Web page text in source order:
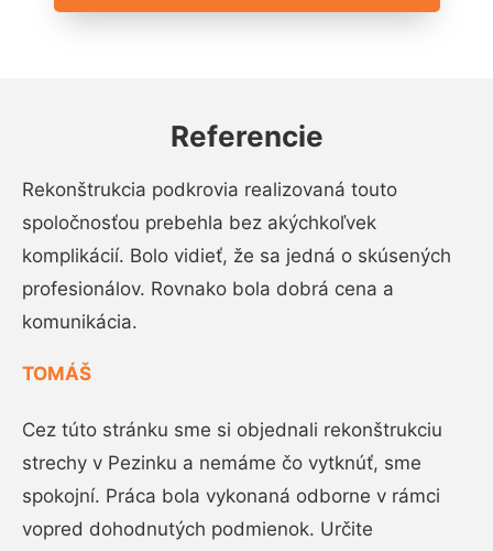
Referencie
Rekonštrukcia podkrovia realizovaná touto
spoločnosťou prebehla bez akýchkoľvek
komplikácií. Bolo vidieť, že sa jedná o skúsených
profesionálov. Rovnako bola dobrá cena a
komunikácia.
TOMÁŠ
Cez túto stránku sme si objednali rekonštrukciu
strechy v Pezinku a nemáme čo vytknúť, sme
spokojní. Práca bola vykonaná odborne v rámci
vopred dohodnutých podmienok. Určite